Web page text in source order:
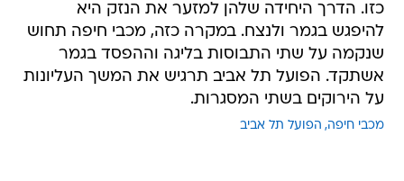
כזו. הדרך היחידה שלהן למזער את הנזק היא
להיפגש בגמר ולנצח. במקרה כזה, מכבי חיפה תחוש
שנקמה על שתי התבוסות בליגה וההפסד בגמר
אשתקד. הפועל תל אביב תרגיש את המשך העליונות
על הירוקים בשתי המסגרות.
מכבי חיפה הפועל תל אביב